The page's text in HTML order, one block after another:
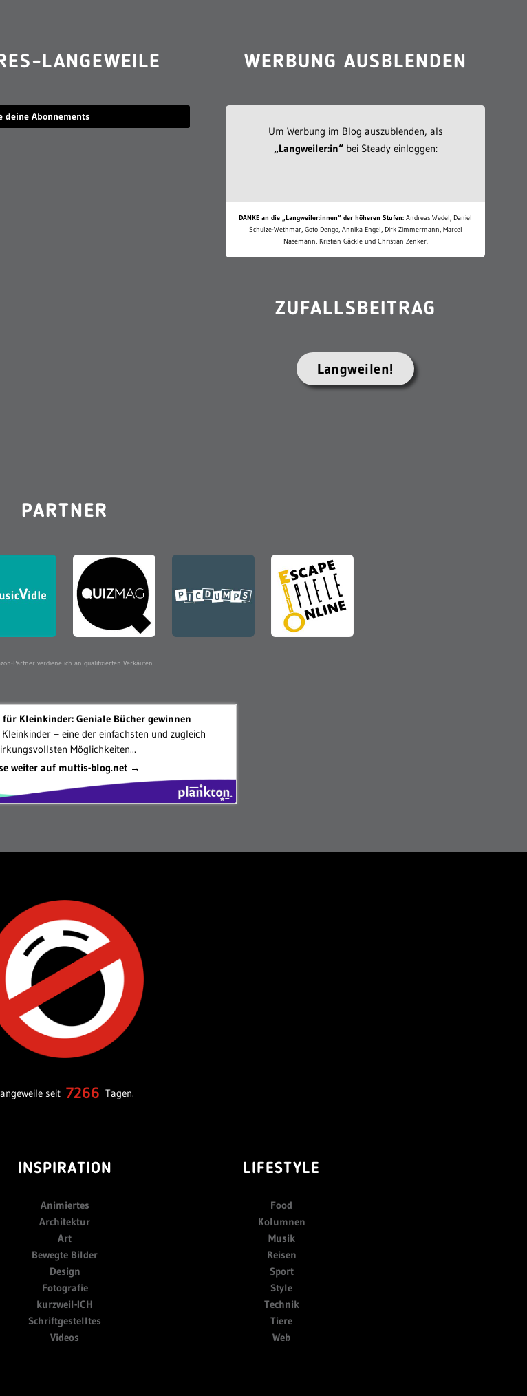
LANGEWEILE
deine Abonnements
WERBUNG AUSBLENDEN
Um Werbung im Blog auszublenden, als
„Langweiler:in“bei Steady einloggen:
DANKE an die „Langweiler:innen“ der höheren Stufen: Andreas Wedel, Daniel
Schulze-Wethmar, Goto Dengo, Annika Engel, Dirk Zimmermann, Marcel
Nasemann, Kristian Gäckle und Christian Zenker.
ZUFALLSBEITRAG
Langweilen!
PARTNER
Partner verdiene ich an qualifizierten Verkäufen.
für Kleinkinder: Geniale Bücher gewinnen
– eine der einfachsten und zugleich
Möglichkeiten...
weiter auf muttis-blog.net →
seit 7266 Tagen.
INSPIRATION
Animiertes
Architektur
Art
Bewegte Bilder
Design
Fotografie
kurzweil-ICH
Schriftgestelltes
Videos
LIFESTYLE
Food
Kolumnen
Musik
Reisen
Sport
Style
Technik
Tiere
Web